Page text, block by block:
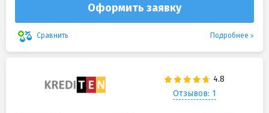
Оформить заявку
Сравнить Подробнее
Отзывов: 1